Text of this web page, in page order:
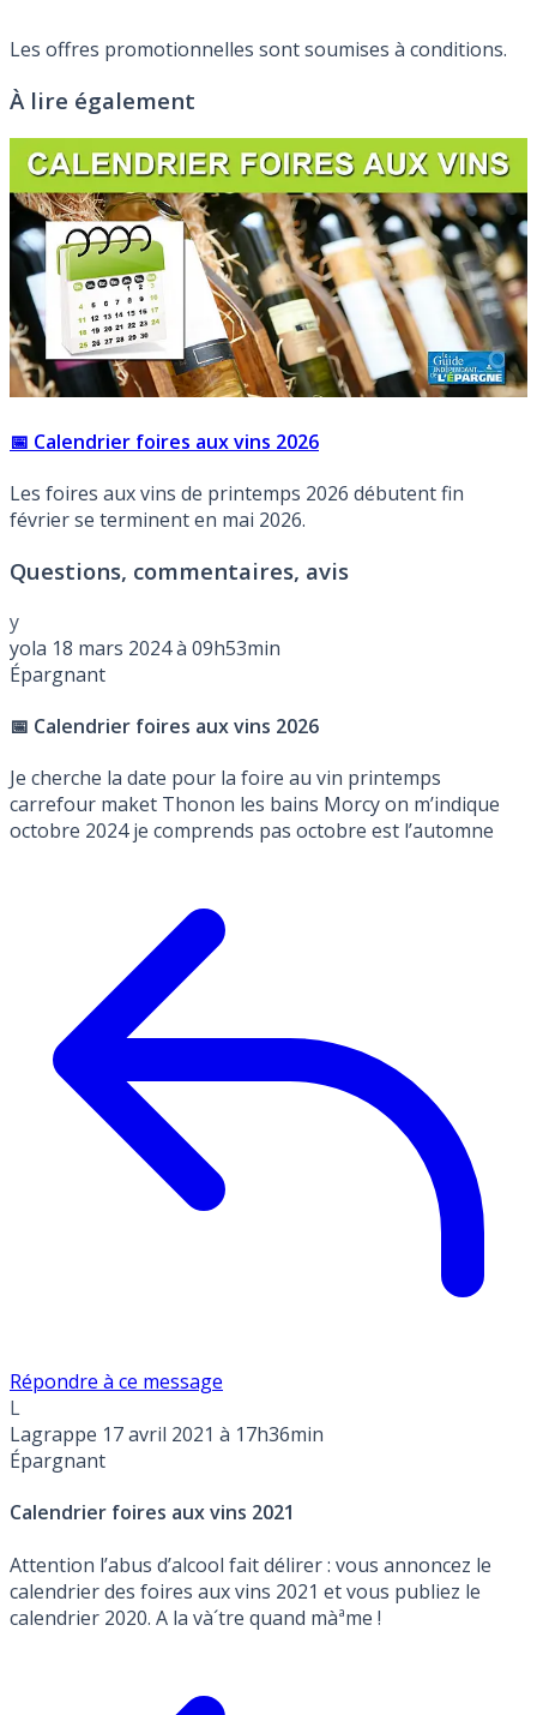
Les offres promotionnelles sont soumises à conditions.
À lire également
📅 Calendrier foires aux vins 2026
Les foires aux vins de printemps 2026 débutent fin
février se terminent en mai 2026.
Questions, commentaires, avis
y
yola 18 mars 2024 à 09h53min
Épargnant
📅 Calendrier foires aux vins 2026
Je cherche la date pour la foire au vin printemps
carrefour maket Thonon les bains Morcy on m’indique
octobre 2024 je comprends pas octobre est l’automne
Répondre à ce message
L
Lagrappe 17 avril 2021 à 17h36min
Épargnant
Calendrier foires aux vins 2021
Attention l’abus d’alcool fait délirer : vous annoncez le
calendrier des foires aux vins 2021 et vous publiez le
calendrier 2020. A la và´tre quand màªme !